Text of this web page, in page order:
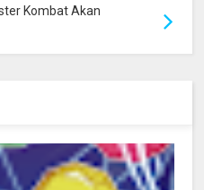
Kombat Akan